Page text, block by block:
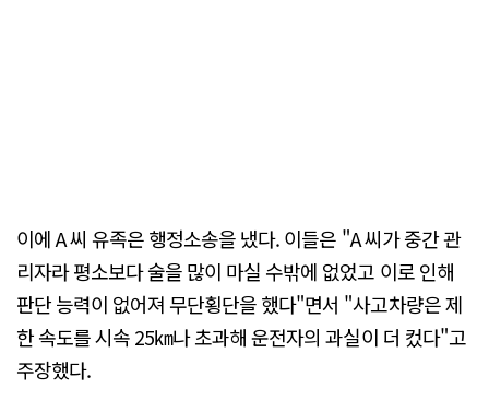
이에 A 씨 유족은 행정소송을 냈다. 이들은 "A 씨가 중간 관
리자라 평소보다 술을 많이 마실 수밖에 없었고 이로 인해
판단 능력이 없어져 무단횡단을 했다"면서 "사고차량은 제
한 속도를 시속 25㎞나 초과해 운전자의 과실이 더 컸다"고
주장했다.